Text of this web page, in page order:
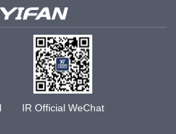
IR Official WeChat